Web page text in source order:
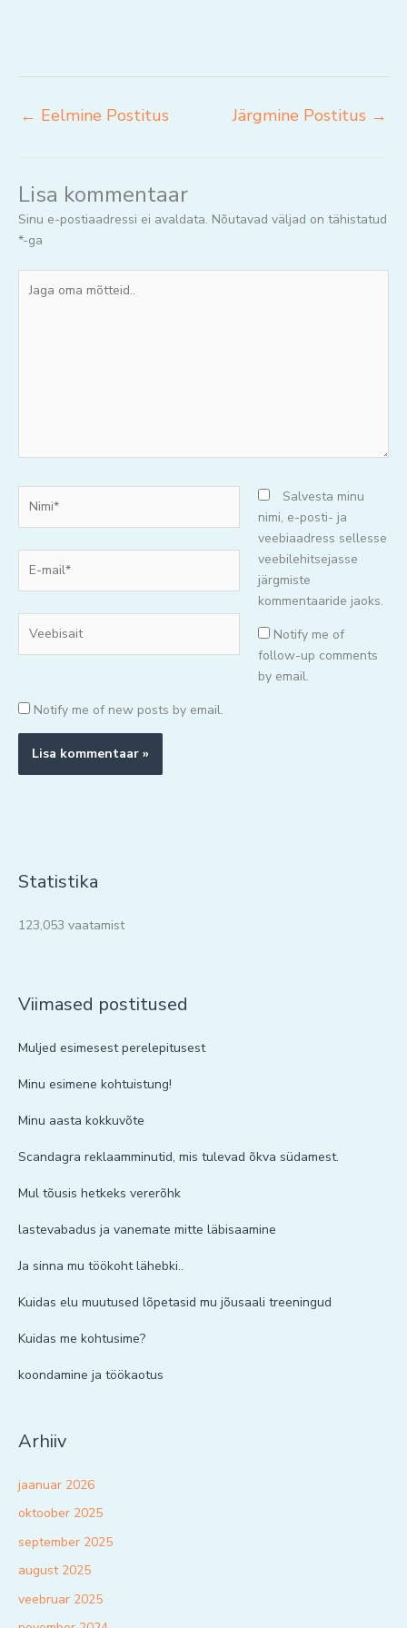
← Eelmine Postitus Järgmine Postitus →
Lisa kommentaar
Sinu e-postiaadressi ei avaldata. Nõutavad väljad on tähistatud
*-ga
oma
mail*
Salvesta minu
nimi, e-posti- ja
veebiaadress sellesse
veebilehitsejasse
järgmiste
kommentaaride jaoks.
Notify me of
follow-up comments
by email.
Notify me of new posts by email.
Statistika
123,053 vaatamist
Viimased postitused
Muljed esimesest perelepitusest
Minu esimene kohtuistung!
Minu aasta kokkuvõte
Scandagra reklaamminutid, mis tulevad õkva südamest.
Mul tõusis hetkeks vererõhk
lastevabadus ja vanemate mitte läbisaamine
Ja sinna mu töökoht lähebki..
Kuidas elu muutused lõpetasid mu jõusaali treeningud
Kuidas me kohtusime?
koondamine ja töökaotus
Arhiiv
jaanuar 2026
oktoober 2025
september 2025
august 2025
veebruar 2025